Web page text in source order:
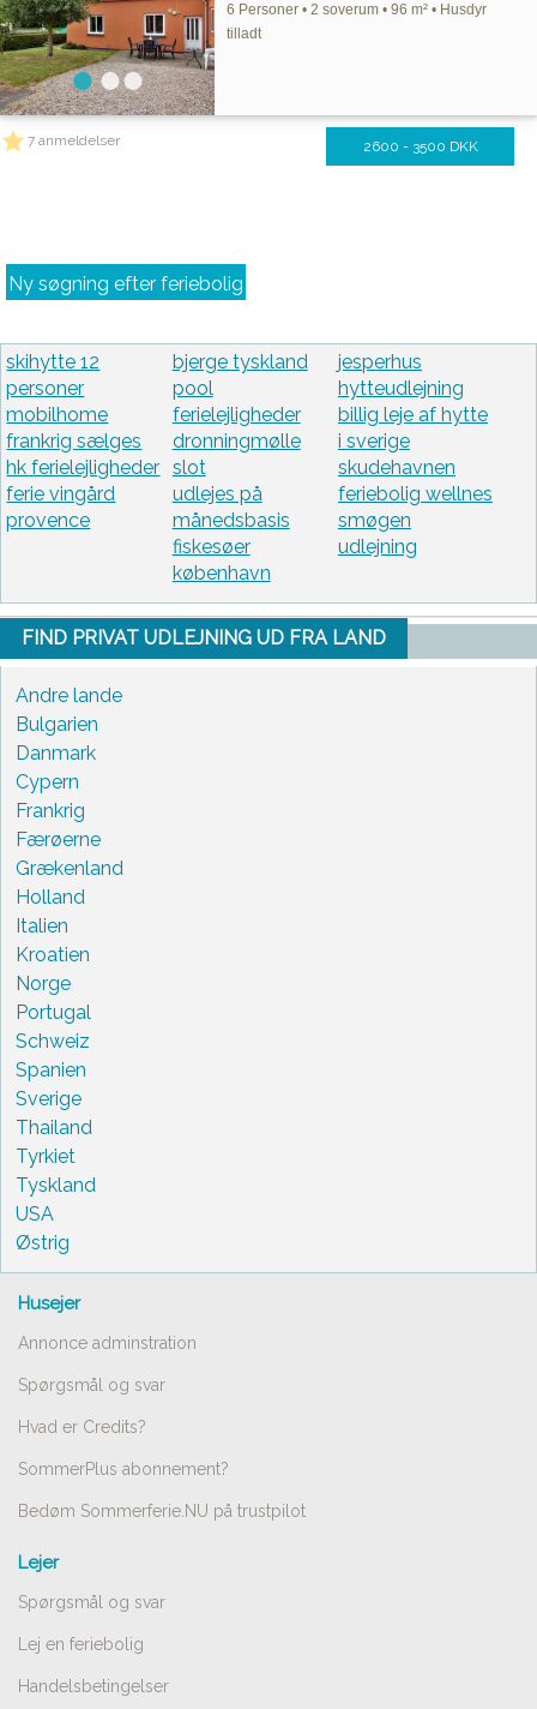
6 Personer • 2 soverum • 96 m² • Husdyr
tilladt
7 anmeldelser 2600 - 3500 DKK
Ny søgning efter feriebolig
skihytte 12
personer
mobilhome
frankrig sælges
hk ferielejligheder
ferie vingård
provence
bjerge tyskland
pool
ferielejligheder
dronningmølle
slot
udlejes på
månedsbasis
fiskesøer
københavn
jesperhus
hytteudlejning
billig leje af hytte
i sverige
skudehavnen
feriebolig wellnes
smøgen
udlejning
FIND PRIVAT UDLEJNING UD FRA LAND
Andre lande
Bulgarien
Danmark
Cypern
Frankrig
Færøerne
Grækenland
Holland
Italien
Kroatien
Norge
Portugal
Schweiz
Spanien
Sverige
Thailand
Tyrkiet
Tyskland
USA
Østrig
Husejer
Annonce adminstration
Spørgsmål og svar
Hvad er Credits?
SommerPlus abonnement?
Bedøm Sommerferie.NU på trustpilot
Lejer
Spørgsmål og svar
Lej en feriebolig
Handelsbetingelser